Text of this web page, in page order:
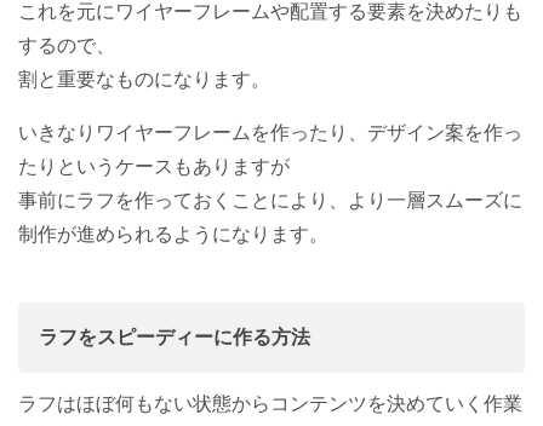
これを元にワイヤーフレームや配置する要素を決めたりも
するので、
割と重要なものになります。
いきなりワイヤーフレームを作ったり、デザイン案を作っ
たりというケースもありますが
事前にラフを作っておくことにより、より一層スムーズに
制作が進められるようになります。
ラフをスピーディーに作る方法
ラフはほぼ何もない状態からコンテンツを決めていく作業